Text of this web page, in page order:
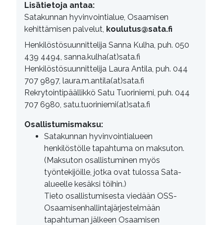
Lisätietoja antaa:
Satakunnan hyvinvointialue, Osaamisen
kehittämisen palvelut, koulutus@sata.fi
Henkilöstösuunnittelija Sanna Kulha, puh. 050
439 4494, sanna.kulha(at)sata.fi
Henkilöstösuunnittelija Laura Antila, puh. 044
707 9897, laura.m.antila(at)sata.fi
Rekrytointipäällikkö Satu Tuoriniemi, puh. 044
707 6980, satu.tuoriniemi(at)sata.fi
Osallistumismaksu:
Satakunnan hyvinvointialueen
henkilöstölle tapahtuma on maksuton.
(Maksuton osallistuminen myös
työntekijöille, jotka ovat tulossa Sata-
alueelle kesäksi töihin.)
Tieto osallistumisesta viedään OSS-
Osaamisenhallintajärjestelmään
tapahtuman jälkeen Osaamisen